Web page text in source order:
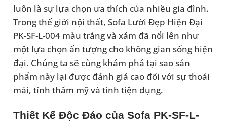
luôn là sự lựa chọn ưa thích của nhiều gia đình.
Trong thế giới nội thất, Sofa Lười Đẹp Hiện Đại
PK-SF-L-004 màu trắng và xám đã nổi lên như
một lựa chọn ấn tượng cho không gian sống hiện
đại. Chúng ta sẽ cùng khám phá tại sao sản
phẩm này lại được đánh giá cao đối với sự thoải
mái, tính thẩm mỹ và tính tiện dụng.
Thiết Kế Độc Đáo của Sofa PK-SF-L-